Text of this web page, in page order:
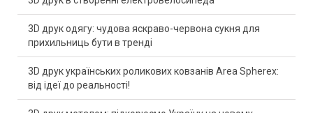
3D друк одягу: чудова яскраво-червона сукня для
прихильниць бути в тренді
3D друк українських роликових ковзанів Area Spherex:
від ідеї до реальності!